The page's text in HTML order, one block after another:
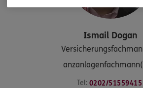
Ismail Dogan
Tel: 0202/51559415